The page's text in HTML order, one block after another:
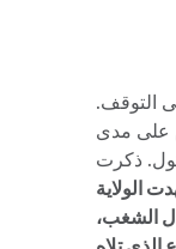
التوقف.
على مدى
ذكرت
الولاية
الأول بعد أعمال الشغب،